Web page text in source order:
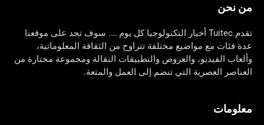
من نحن
تقدم Tuitec أخبار التكنولوجيا كل يوم …. سوف تجد على موقعنا
عدة فئات مع مواضيع مختلفة تتراوح من الثقافة المعلوماتية،
وألعاب الفيديو، والعروض والتطبيقات النقالة ومجموعة مختارة من
العناصر العصرية التي تنضم إلى العمل والمتعة.
معلومات